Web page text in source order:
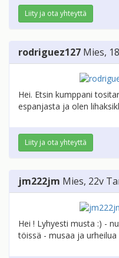
Liity ja ota yhteyttä
rodriguez127 Mies,
Hei. Etsin kumppani
espanjasta ja olen
Liity ja ota yhteyttä
jm222jm Mies, 22v
Hei ! Lyhyesti musta :) -
töissä - musaa ja urheilua